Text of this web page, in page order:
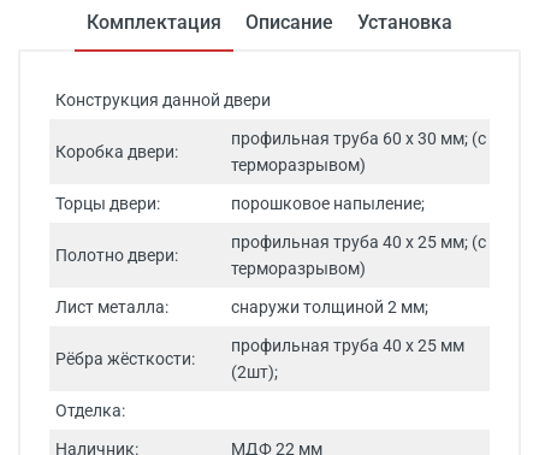
Комплектация Описание Установка
Конструкция данной двери
Коробка двери:
профильная труба 60 х 30 мм; (с
терморазрывом)
Торцы двери:
порошковое напыление;
Полотно двери:
профильная труба 40 х 25 мм; (с
терморазрывом)
Лист металла:
снаружи толщиной 2 мм;
Рёбра жёсткости:
профильная труба 40 х 25 мм
(2шт);
Отделка:
Наличник:
МДФ 22 мм